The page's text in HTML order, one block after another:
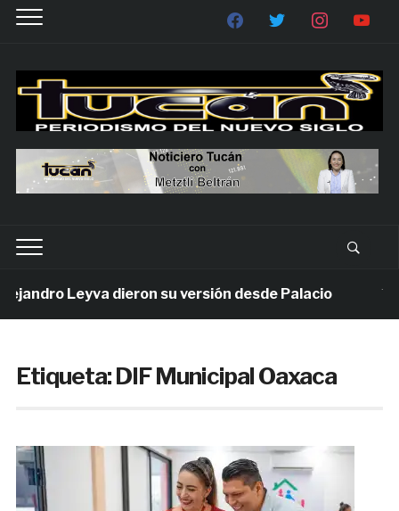
Leyva dieron su versión desde Palacio 7
Etiqueta:DIF Municipal Oaxaca